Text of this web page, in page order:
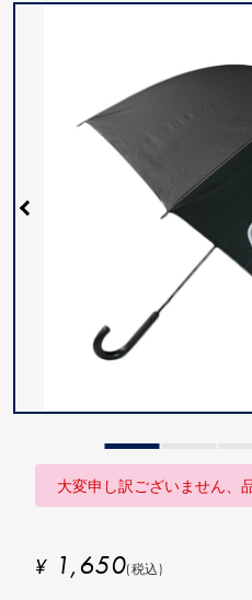
大変申し訳ございません、
¥ 1,650(税込)